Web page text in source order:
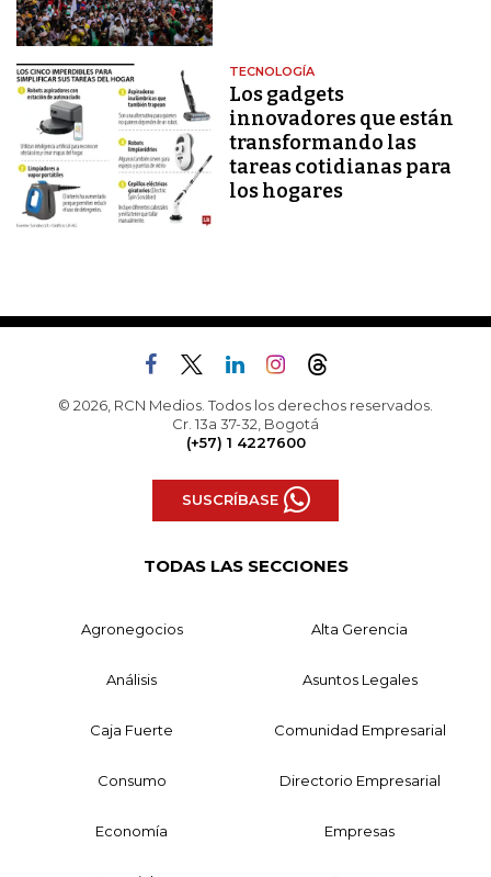
TECNOLOGÍA
Los gadgets
innovadores que están
transformando las
tareas cotidianas para
los hogares
© 2026, RCN Medios. Todos los derechos reservados.
Cr. 13a 37-32, Bogotá
(+57) 1 4227600
SUSCRÍBASE
TODAS LAS SECCIONES
Agronegocios Alta Gerencia
Análisis Asuntos Legales
Caja Fuerte Comunidad Empresarial
Consumo Directorio Empresarial
Economía Empresas